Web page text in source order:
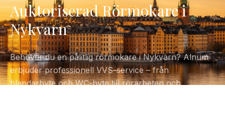
Auktoriserad Rörmokare i
Nykvarn
Behöver du en pålitlig rörmokare i Nykvarn? Alnum
erbjuder professionell VVS-service – från
blandarbyte och WC-byte till rörarbeten och